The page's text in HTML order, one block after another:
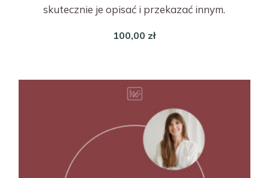
skutecznie je opisać i przekazać innym.
100,00 zł